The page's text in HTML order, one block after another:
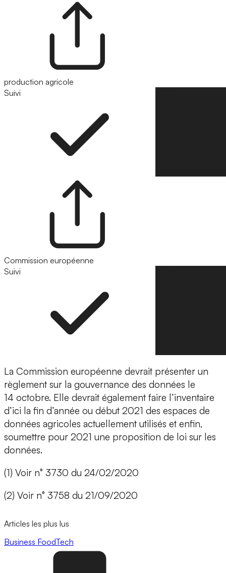
production agricole
Suivi
Commission européenne
Suivi
La Commission européenne devrait présenter un
règlement sur la gouvernance des données le
14 octobre. Elle devrait également faire l’inventaire
d’ici la fin d’année ou début 2021 des espaces de
données agricoles actuellement utilisés et enfin,
soumettre pour 2021 une proposition de loi sur les
données.
(1) Voir n° 3730 du 24/02/2020
(2) Voir n° 3758 du 21/09/2020
Articles les plus lus
Business FoodTech